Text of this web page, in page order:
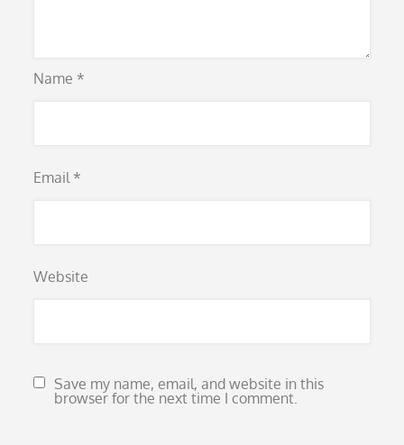
Name *
Email *
Website
Save my name, email, and website in this
browser for the next time I comment.